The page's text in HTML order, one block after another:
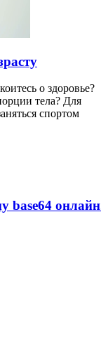
о здоровье?
тела? Для
спортом
base64